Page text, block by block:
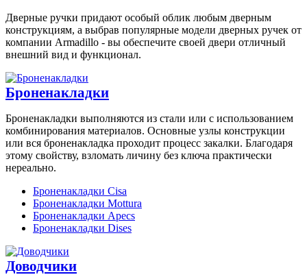
Дверные ручки придают особый облик любым дверным
конструкциям, а выбрав популярные модели дверных ручек от
компании Armadillo - вы обеспечите своей двери отличный
внешний вид и функционал.
Броненакладки
Броненакладки выполняются из стали или с использованием
комбинирования материалов. Основные узлы конструкции
или вся броненакладка проходит процесс закалки. Благодаря
этому свойству, взломать личину без ключа практически
нереально.
Броненакладки Cisa
Броненакладки Mottura
Броненакладки Apecs
Броненакладки Dises
Доводчики